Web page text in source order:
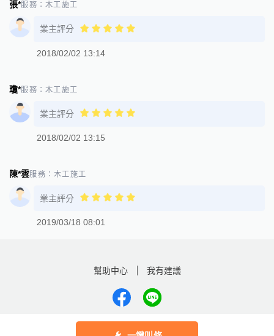
張*服務：木工施工
業主評分
2018/02/02 13:14
瓊*服務：木工施工
業主評分
2018/02/02 13:15
陳*雲服務：木工施工
業主評分
2019/03/18 08:01
幫助中心 我有建議